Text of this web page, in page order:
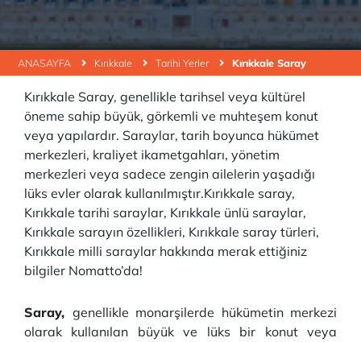
ANASAYFA Kırıkkale Tarihi Yerler Kırıkkale Saray
Kırıkkale Saray, genellikle tarihsel veya kültürel
öneme sahip büyük, görkemli ve muhteşem konut
veya yapılardır. Saraylar, tarih boyunca hükümet
merkezleri, kraliyet ikametgahları, yönetim
merkezleri veya sadece zengin ailelerin yaşadığı
lüks evler olarak kullanılmıştır.Kırıkkale saray,
Kırıkkale tarihi saraylar, Kırıkkale ünlü saraylar,
Kırıkkale sarayın özellikleri, Kırıkkale saray türleri,
Kırıkkale milli saraylar hakkında merak ettiğiniz
bilgiler Nomatto’da!
Saray, genellikle monarşilerde hükümetin merkezi
olarak kullanılan büyük ve lüks bir konut veya